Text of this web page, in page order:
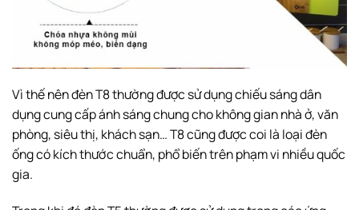
Vì thế nên đèn T8 thường được sử dụng chiếu sáng dân
dụng cung cấp ánh sáng chung cho không gian nhà ở, văn
phòng, siêu thị, khách sạn… T8 cũng được coi là loại đèn
ống có kích thước chuẩn, phổ biến trên phạm vi nhiều quốc
gia.